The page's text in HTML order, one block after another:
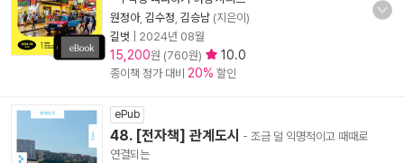
원정아, 김수정 김승남 (지은이)
길벗
2024년 08월
15,200원 (760원) 10.0
종이책 정가 대비 20% 할인
ePub
48. [전자책] 관계도시 - 조금 덜 익명적이고 때때로
연결되는